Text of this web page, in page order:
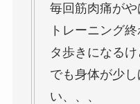
毎回筋肉痛がや
トレーニング
タ歩きになる
でも身体が少
い、、、